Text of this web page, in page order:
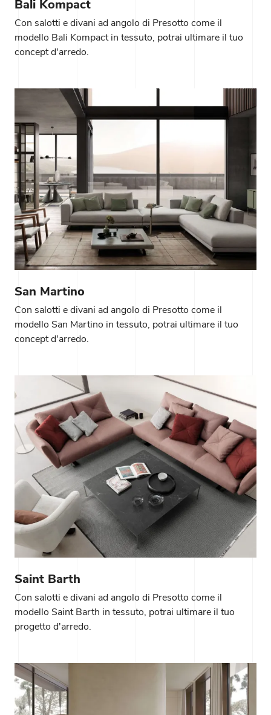
Bali Kompact
Con salotti e divani ad angolo di Presotto come il
modello Bali Kompact in tessuto, potrai ultimare il tuo
concept d'arredo.
San Martino
Con salotti e divani ad angolo di Presotto come il
modello San Martino in tessuto, potrai ultimare il tuo
concept d'arredo.
Saint Barth
Con salotti e divani ad angolo di Presotto come il
modello Saint Barth in tessuto, potrai ultimare il tuo
progetto d'arredo.